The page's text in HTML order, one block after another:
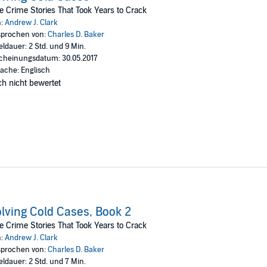
had to resort to in order to solve the cases.
Crime Stories That Took Years to Crack
Andrew J. Clark
von:Charles D. Baker
2 Std. und 9 Min.
30.05.2017
Englisch
nicht bewertet
Cold Cases, Book 2
Crime Stories That Took Years to Crack
Andrew J. Clark
von:Charles D. Baker
2 Std. und 7 Min.